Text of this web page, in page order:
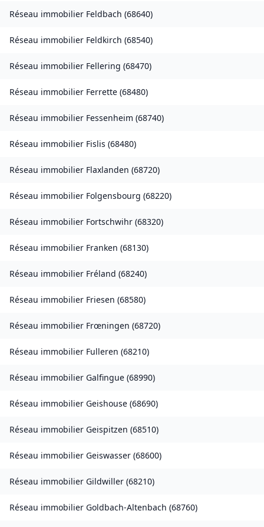
Réseau immobilier Feldbach (68640)
Réseau immobilier Feldkirch (68540)
Réseau immobilier Fellering (68470)
Réseau immobilier Ferrette (68480)
Réseau immobilier Fessenheim (68740)
Réseau immobilier Fislis (68480)
Réseau immobilier Flaxlanden (68720)
Réseau immobilier Folgensbourg (68220)
Réseau immobilier Fortschwihr (68320)
Réseau immobilier Franken (68130)
Réseau immobilier Fréland (68240)
Réseau immobilier Friesen (68580)
Réseau immobilier Frœningen (68720)
Réseau immobilier Fulleren (68210)
Réseau immobilier Galfingue (68990)
Réseau immobilier Geishouse (68690)
Réseau immobilier Geispitzen (68510)
Réseau immobilier Geiswasser (68600)
Réseau immobilier Gildwiller (68210)
Réseau immobilier Goldbach-Altenbach (68760)